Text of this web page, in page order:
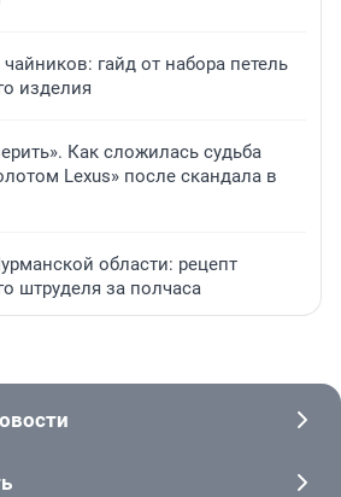
гайд от набора петель
изделия
Как сложилась судьба
Lexus» после скандала в
области: рецепт
штруделя за полчаса